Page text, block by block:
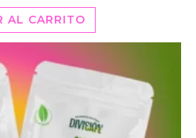
AL CARRITO